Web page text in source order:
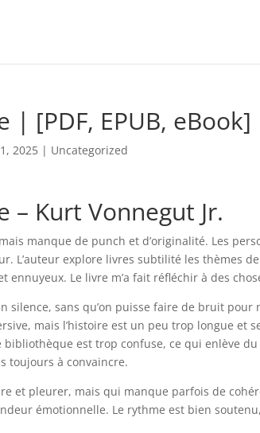
| [PDF, EPUB, eBook]
2025 | Uncategorized
– Kurt Vonnegut Jr.
manque de punch et d’originalité. Les
L’auteur explore livres subtilité les thèmes
ennuyeux. Le livre m’a fait réfléchir à des
silence, sans qu’on puisse faire de bruit pour
mais l’histoire est un peu trop longue et
bibliothèque est trop confuse, ce qui enlève
toujours à convaincre.
et pleurer, mais qui manque parfois de
émotionnelle. Le rythme est bien